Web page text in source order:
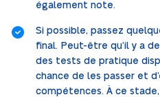
également note.
Si possible, passez
final. Peut-être qu’il y a
des tests de pratique
chance de les passer et
compétences. À ce